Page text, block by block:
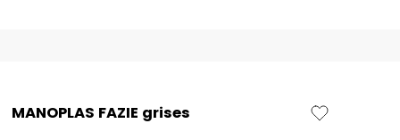
MANOPLAS FAZIE grises